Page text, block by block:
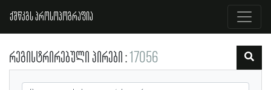
ქშწკგს პროსოპოგრაფია
რეგისტრირებული პირები 17056